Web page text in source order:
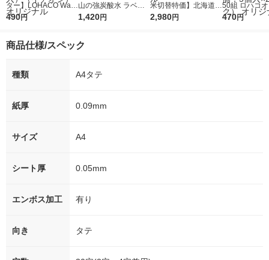
ター】LOHACO Wate
r（ロハコウォータ
シ） オリジナル
490円
山の強炭酸水 ラベル
レス 500ml 1箱（24
1,420円
米切替特価】北海道産
ななつぼし 無洗米 5k
2,980円
50組 ロハコ
ルソフトパッ
470円
商品仕様/スペック
種類 A4タテ
紙厚 0.09mm
サイズ A4
シート厚 0.05mm
エンボス加工 有り
向き タテ